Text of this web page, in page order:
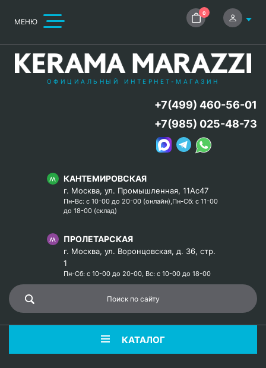
МЕНЮ
0
ОФИЦИАЛЬНЫЙ ИНТЕРНЕТ-МАГАЗИН
КАНТЕМИРОВСКАЯ
г. Москва, ул. Промышленная, 11Ас47
Пн-Вс: с 10-00 до 20-00 (онлайн),Пн-Сб: с 11-00
до 18-00 (склад)
ПРОЛЕТАРСКАЯ
г. Москва, ул. Воронцовская, д. 36, стр.
1
Пн-Сб: с 10-00 до 20-00, Вс: с 10-00 до 18-00
+7(499) 460-56-01
+7(985) 025-48-73
КАТАЛОГ